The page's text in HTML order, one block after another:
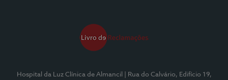
Hospital da Luz Clínica de Almancil
| Rua do Calvário, Edifício 19,